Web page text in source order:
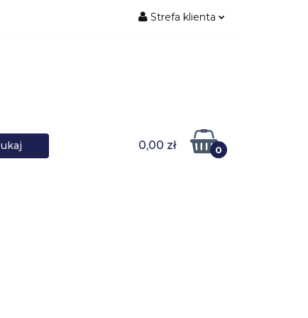
Strefa klienta
0,00 zł 0